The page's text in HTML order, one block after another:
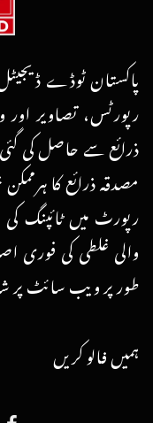
پاکستان ٹوڈے
رپورٹس، تصاویر اور
ذرائع سے حاصل کی
مصدقہ ذرائع کا
رپورٹ میں ٹائپنگ
والی غلطی کی فوری
طور پر ویب سائٹ پر
ہمیں فالو کریں